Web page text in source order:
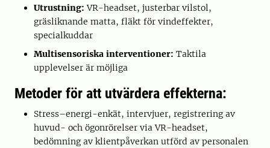
Utrustning: VR-headset, justerbar vilstol,
gräsliknande matta, fläkt för vindeffekter,
specialkuddar
Multisensoriska interventioner: Taktila
upplevelser är möjliga
Metoder för att utvärdera effekterna:
Stress–energi-enkät, intervjuer, registrering av
huvud- och ögonrörelser via VR-headset,
bedömning av klientpåverkan utförd av personalen